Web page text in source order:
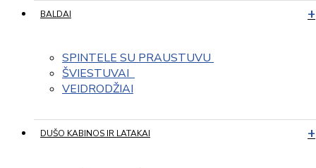
BALDAI
SPINTELE SU PRAUSTUVU
ŠVIESTUVAI
VEIDRODŽIAI
DUŠO KABINOS IR LATAKAI